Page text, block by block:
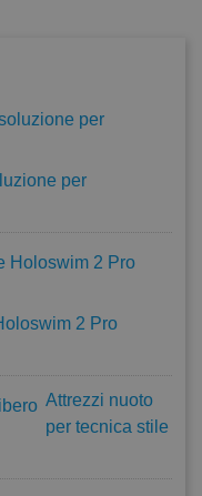
per
2 Pro
Attrezzi nuoto
per tecnica stile